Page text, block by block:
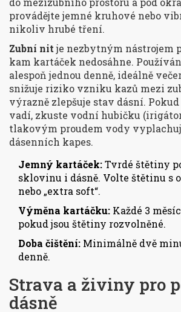
provádějte jemné kruhové nebo
nikoliv hrubé tření.
Zubní nitje nezbytným nástrojem
kam kartáček nedosáhne.
alespoň jednou denně, ideálně
snižuje riziko vzniku kazů mezi
výrazně zlepšuje stav dásní.
vadí, zkuste vodní hubičku
tlakovým proudem vody
dásenních kapes.
Jemný kartáček:Tvrdé štětiny
sklovinu i dásně. Volte štětinu s
nebo „extra soft“.
Výměna kartáčku: Každé 3
pokud jsou štětiny rozvolněné.
Doba čištění: Minimálně dvě
denně.
Strava a živiny pro
dásně